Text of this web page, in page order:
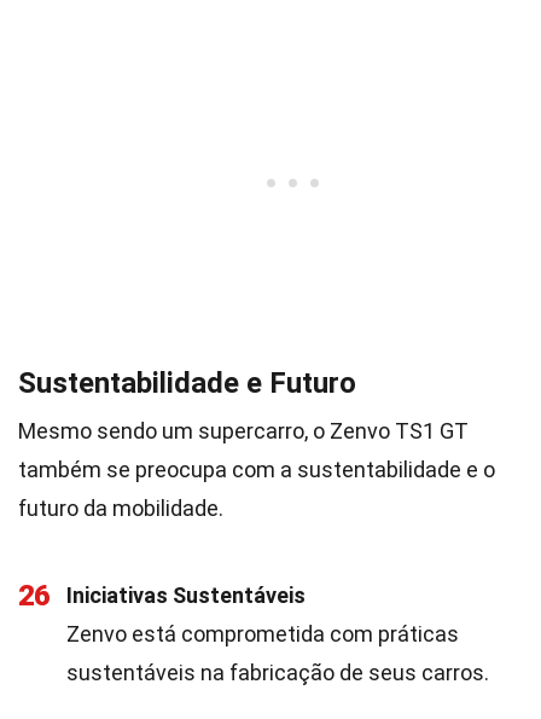
Sustentabilidade e Futuro
Mesmo sendo um supercarro, o Zenvo TS1 GT
também se preocupa com a sustentabilidade e o
futuro da mobilidade.
26
Iniciativas Sustentáveis
Zenvo está comprometida com práticas
sustentáveis na fabricação de seus carros.